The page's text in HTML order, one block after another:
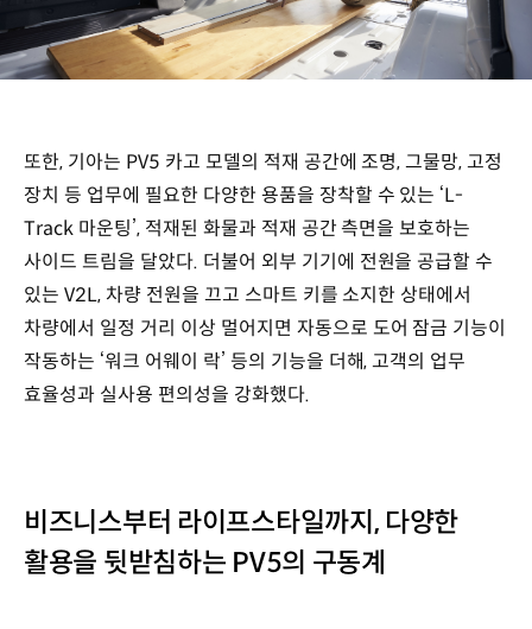
또한, 기아는 PV5 카고 모델의 적재 공간에 조명, 그물망, 고정
장치 등 업무에 필요한 다양한 용품을 장착할 수 있는 ‘L-
Track 마운팅’, 적재된 화물과 적재 공간 측면을 보호하는
사이드 트림을 달았다. 더불어 외부 기기에 전원을 공급할 수
있는 V2L, 차량 전원을 끄고 스마트 키를 소지한 상태에서
차량에서 일정 거리 이상 멀어지면 자동으로 도어 잠금 기능이
작동하는 ‘워크 어웨이 락’ 등의 기능을 더해, 고객의 업무
효율성과 실사용 편의성을 강화했다.
비즈니스부터 라이프스타일까지, 다양한
활용을 뒷받침하는 PV5의 구동계